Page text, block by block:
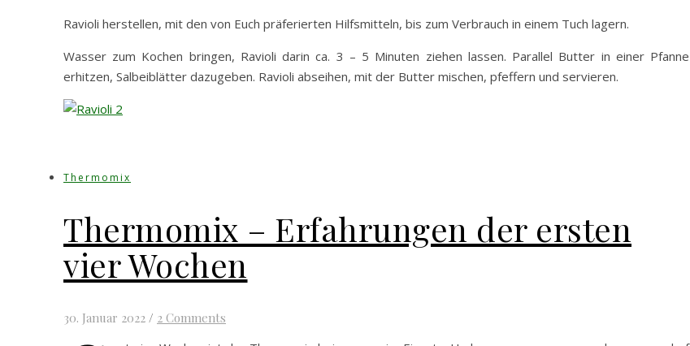
Ravioli herstellen, mit den von Euch präferierten Hilfsmitteln, bis zum Verbrauch in einem Tuch lagern.
Wasser zum Kochen bringen, Ravioli darin ca. 3 – 5 Minuten ziehen lassen. Parallel Butter in einer Pfanne
erhitzen, Salbeiblätter dazugeben. Ravioli abseihen, mit der Butter mischen, pfeffern und servieren.
Thermomix
Thermomix – Erfahrungen der ersten
vier Wochen
30. Januar 2022 / 2 Comments